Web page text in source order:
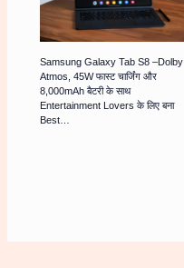
Samsung Galaxy Tab S8 –Dolby
Atmos, 45W फास्ट चार्जिंग और
8,000mAh बैटरी के साथ
Entertainment Lovers के लिए बना
Best…